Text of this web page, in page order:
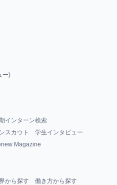
ー)
インターン検索
スカウト
学生インタビュー
Magazine
から探す
働き方から探す